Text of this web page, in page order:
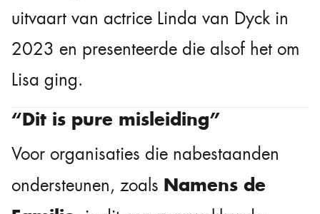
uitvaart van actrice Linda van Dyck in
2023 en presenteerde die alsof het om
Lisa ging.
“Dit is pure misleiding”
Voor organisaties die nabestaanden
ondersteunen, zoals Namens de